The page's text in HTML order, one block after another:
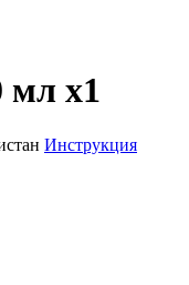
мл x1
Инструкция